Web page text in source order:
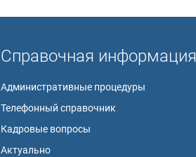
Справочная информация
Административные процедуры
Телефонный справочник
Кадровые вопросы
Актуально